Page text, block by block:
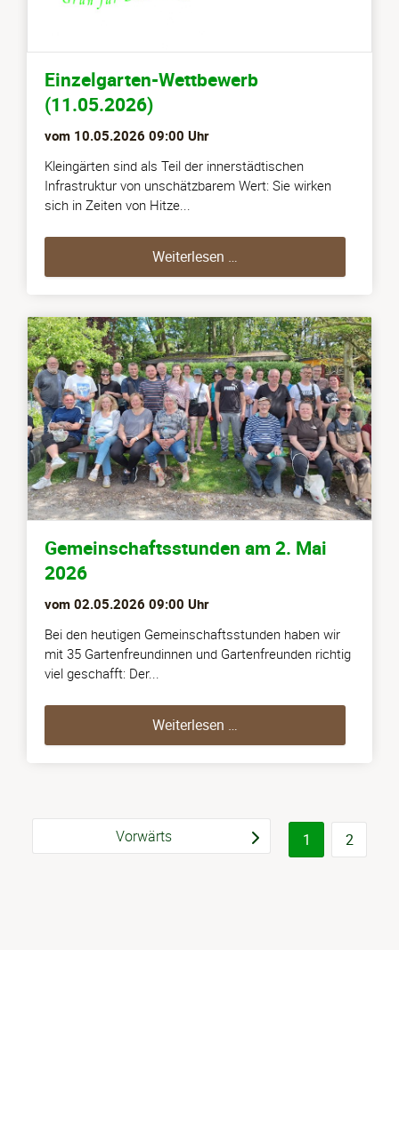
Einzelgarten-Wettbewerb
(11.05.2026)
vom 10.05.2026 09:00 Uhr
Kleingärten sind als Teil der innerstädtischen
Infrastruktur von unschätzbarem Wert: Sie wirken
sich in Zeiten von Hitze...
Weiterlesen …
Gemeinschaftsstunden am 2. Mai
2026
vom 02.05.2026 09:00 Uhr
Bei den heutigen Gemeinschaftsstunden haben wir
mit 35 Gartenfreundinnen und Gartenfreunden richtig
viel geschafft: Der...
Weiterlesen …
Vorwärts 1 2